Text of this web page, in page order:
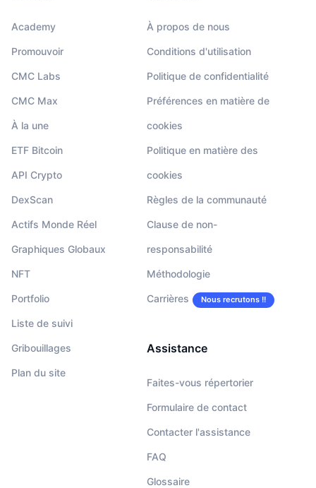
Academy
Promouvoir
CMC Labs
CMC Max
À la une
ETF Bitcoin
API Crypto
DexScan
Actifs Monde Réel
Graphiques Globaux
NFT
Portfolio
Liste de suivi
Gribouillages
Plan du site
À propos de nous
Conditions d'utilisation
Politique de confidentialité
Préférences en matière de
cookies
Politique en matière des
cookies
Règles de la communauté
Clause de non-
responsabilité
Méthodologie
Carrières Nous recrutons !!
Assistance
Faites-vous répertorier
Formulaire de contact
Contacter l'assistance
FAQ
Glossaire